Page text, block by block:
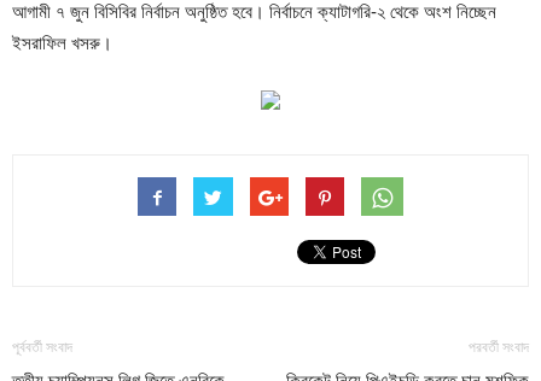
আগামী ৭ জুন বিসিবির নির্বাচন অনুষ্ঠিত হবে। নির্বাচনে ক্যাটাগরি-২ থেকে অংশ নিচ্ছেন
ইসরাফিল খসরু।
পূর্ববর্তী সংবাদ পরবর্তী সংবাদ